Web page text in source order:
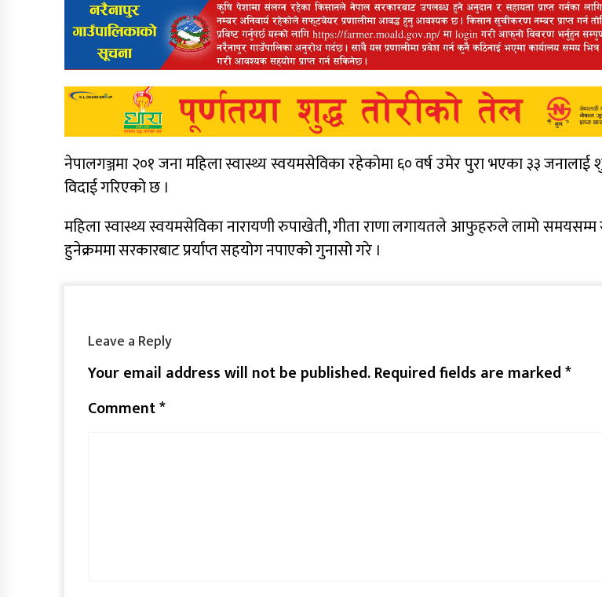
नेपालगञ्जमा २०१ जना महिला स्वास्थ्य स्वयमसेविका रहेकोमा ६० वर्ष उमेर पुरा भएका ३३
विदाई गरिएको छ ।
महिला स्वास्थ्य स्वयमसेविका नारायणी रुपाखेती, गीता राणा लगायतले आफुहरुले लामो समयसम्म
हुनेक्रममा सरकारबाट प्रर्याप्त सहयोग नपाएको गुनासो गरे ।
Leave a Reply
Your email address will not be published.Required fields are marked*
Comment*